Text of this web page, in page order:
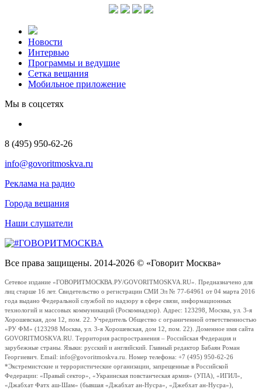
Новости
Интервью
Программы и ведущие
Сетка вещания
Мобильное приложение
Мы в соцсетях
8 (495) 950-62-26
info@govoritmoskva.ru
Реклама на радио
Города вещания
Наши слушатели
Все права защищены. 2014-2026 © «Говорит Москва»
Сетевое издание «ГОВОРИТМОСКВА.РУ/GOVORITMOSKVA.RU». Предназначено для
лиц старше 16 лет. Свидетельство о регистрации СМИ Эл № 77-64961 от 04 марта 2016
года выдано Федеральной службой по надзору в сфере связи, информационных
технологий и массовых коммуникаций (Роскомнадзор). Адрес: 123298, Москва, ул. 3-я
Хорошевская, дом 12, пом. 22. Учредитель Общество с ограниченной ответственностью
«РУ ФМ» (123298 Москва, ул. 3-я Хорошевская, дом 12, пом. 22). Доменное имя сайта
GOVORITMOSKVA.RU. Территория распространения – Российская Федерация и
зарубежные страны. Языки: русский и английский. Главный редактор Бабаян Роман
Георгиевич. Email: info@govoritmoskva.ru. Номер телефона: +7 (495) 950-62-26
*Экстремистские и террористические организации, запрещенные в Российской
Федерации: «Правый сектор», «Украинская повстанческая армия» (УПА), «ИГИЛ»,
«Джабхат Фатх аш-Шам» (бывшая «Джабхат ан-Нусра», «Джебхат ан-Нусра»),